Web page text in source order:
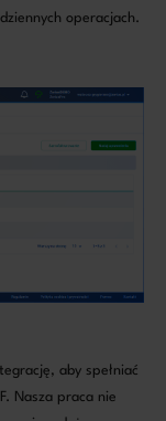
operacjach.
aby spełniać
Nasza praca nie